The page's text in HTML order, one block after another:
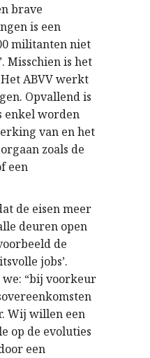
brave
is een
militanten niet
Misschien is het
ABVV werkt
Opvallend is
enkel worden
van en het
zoals de
een
de eisen meer
deuren open
de
jobs’.
“bij voorkeur
Wij willen een
op de evoluties
een